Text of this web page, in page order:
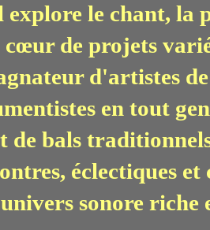
explore le chant, la
de projets
d'artistes
en tout
de bals
éclectiques
sonore riche